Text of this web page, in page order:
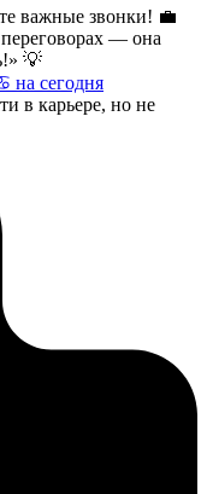
важные звонки! 💼
— она
💡
на сегодня
в карьере, но не